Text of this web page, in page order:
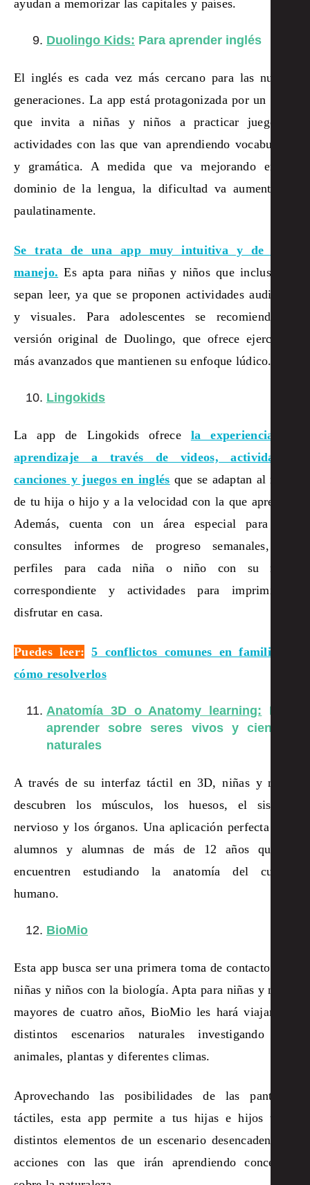
ayudan a memorizar las capitales y países.
Duolingo Kids: Para aprender inglés
El inglés es cada vez más cercano para las nuevas
generaciones. La app está protagonizada por un búho
que invita a niñas y niños a practicar juegos y
actividades con las que van aprendiendo vocabulario
y gramática. A medida que va mejorando en su
dominio de la lengua, la dificultad va aumentando
paulatinamente.
Se trata de una app muy intuitiva y de fácil
manejo. Es apta para niñas y niños que incluso no
sepan leer, ya que se proponen actividades auditivas
y visuales. Para adolescentes se recomienda la
versión original de Duolingo, que ofrece ejercicios
más avanzados que mantienen su enfoque lúdico.
Lingokids
La app de Lingokids ofrece la experiencia de
aprendizaje a través de videos, actividades,
canciones y juegos en inglés que se adaptan al nivel
de tu hija o hijo y a la velocidad con la que aprende.
Además, cuenta con un área especial para que
consultes informes de progreso semanales, los
perfiles para cada niña o niño con su nivel
correspondiente y actividades para imprimir y
disfrutar en casa.
Puedes leer: 5 conflictos comunes en familias y
cómo resolverlos
Anatomía 3D o Anatomy learning: Para
aprender sobre seres vivos y ciencias
naturales
A través de su interfaz táctil en 3D, niñas y niños
descubren los músculos, los huesos, el sistema
nervioso y los órganos. Una aplicación perfecta para
alumnos y alumnas de más de 12 años que se
encuentren estudiando la anatomía del cuerpo
humano.
BioMio
Esta app busca ser una primera toma de contacto para
niñas y niños con la biología. Apta para niñas y niños
mayores de cuatro años, BioMio les hará viajar por
distintos escenarios naturales investigando con
animales, plantas y diferentes climas.
Aprovechando las posibilidades de las pantallas
táctiles, esta app permite a tus hijas e hijos tocar
distintos elementos de un escenario desencadenando
acciones con las que irán aprendiendo conceptos